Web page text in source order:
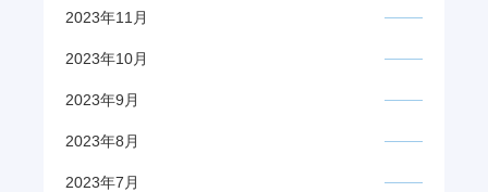
2023年11月
2023年10月
2023年9月
2023年8月
2023年7月